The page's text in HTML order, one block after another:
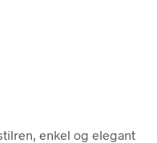
enkel og elegant